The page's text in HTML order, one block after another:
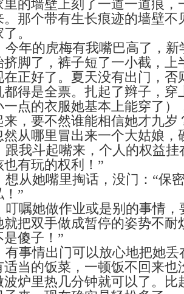
里的墙壁上刻了一道一道痕，
。那个带有生长痕迹的墙壁不
。
今年的虎梅有我嘴巴高了，
挤脚了，裤子短了一小截，上
在正好了。夏天没有出门，否
都得是全票。扎起了辫子，穿
一点的衣服她基本上能穿了）
来，要不然谁能相信她才九岁
然从哪里冒出来一个大姑娘，
跟我斗起嘴来，个人的权益挂
也有玩的权利！”
想从她嘴里掏话，没门：“保
！”
叮嘱她做作业或是别的事情
就把双手做成暂停的姿势不耐
是傻子！”
有事情出门可以放心地把她
适当的饭菜，一顿饭不回来也
波炉里热几分钟就可以了。比